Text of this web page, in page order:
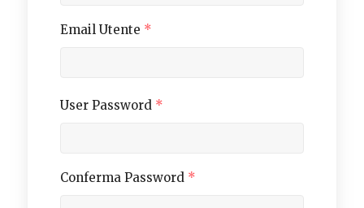
Email Utente *
User Password *
Conferma Password *